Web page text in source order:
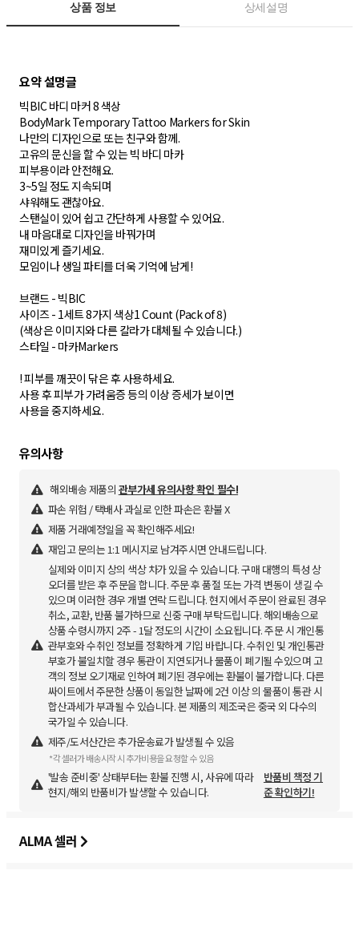
상품 정보 상세설명
빅BIC 바디 마커 8 색상
BodyMark Temporary Tattoo Markers for Skin
나만의 디자인으로 또는 친구와 함께.
고유의 문신을 할 수 있는 빅 바디 마카
피부용이라 안전해요.
3~5일 정도 지속되며
샤워해도 괜찮아요.
스탠실이 있어 쉽고 간단하게 사용할 수 있어요.
내 마음대로 디자인을 바꿔가며
재미있게 즐기세요.
모임이나 생일 파티를 더욱 기억에 남게!
브랜드 - 빅BIC
사이즈 - 1세트 8가지 색상1 Count (Pack of 8)
(색상은 이미지와 다른 칼라가 대체될 수 있습니다.)
스타일 - 마카Markers
! 피부를 깨끗이 닦은 후 사용하세요.
사용 후 피부가 가려움증 등의 이상 증세가 보이면
사용을 중지하세요.
유의사항
해외배송 제품의 관부가세 유의사항 확인 필수!
파손 위험 / 택배사 과실로 인한 파손은 환불 X
제품 거래예정일을 꼭 확인해주세요!
재입고 문의는 1:1 메시지로 남겨주시면 안내드립니다.
실제와 이미지 상의 색상 차가 있을 수 있습니다. 구매 대행의 특성 상
오더를 받은 후 주문을 합니다. 주문 후 품절 또는 가격 변동이 생길 수
있으며 이러한 경우 개별 연락 드립니다. 현지에서 주문이 완료된 경우
취소, 교환, 반품 불가하므로 신중 구매 부탁드립니다. 해외배송으로
상품 수령시까지 2주 - 1달 정도의 시간이 소요됩니다. 주문 시 개인통
관부호와 수취인 정보를 정확하게 기입 바랍니다. 수취인 및 개인통관
부호가 불일치할 경우 통관이 지연되거나 물품이 폐기될 수있으며 고
객의 정보 오기재로 인하여 폐기된 경우에는 환불이 불가합니다. 다른
싸이트에서 주문한 상품이 동일한 날짜에 2건 이상 의 물품이 통관 시
합산과세가 부과될 수 있습니다. 본 제품의 제조국은 중국 외 다수의
국가일 수 있습니다.
제주/도서산간은 추가운송료가 발생될 수 있음
*각 셀러가 배송시작 시 추가비용을 요청할 수 있음
'발송 준비중' 상태부터는 환불 진행 시, 사유에 따라
현지/해외 반품비가 발생할 수 있습니다.
반품비 책정 기
준 확인하기!
ALMA 셀러